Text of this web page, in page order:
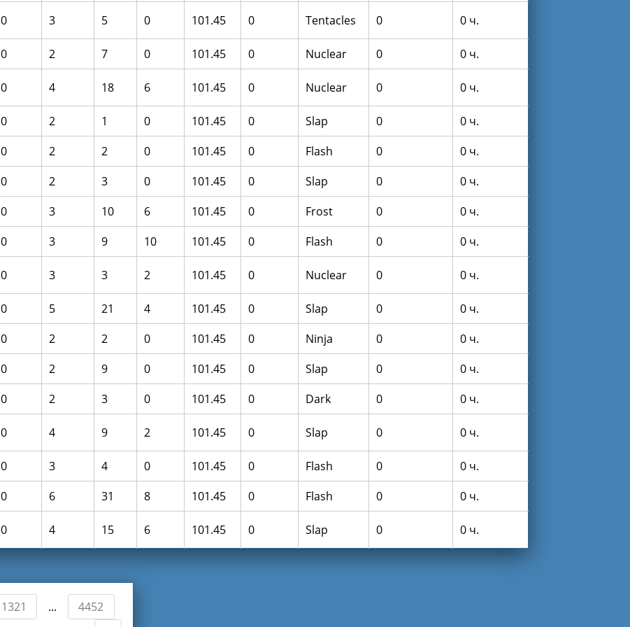
0 3 5 0 101.45 0 Tentacles 0 0 ч.
0 2 7 0 101.45 0 Nuclear 0 0 ч.
0 4 18 6 101.45 0 Nuclear 0 0 ч.
0 2 1 0 101.45 0 Slap 0
0 ч.
0 2 2 0 101.45 0 Flash 0
0 ч.
0 2 3 0 101.45 0 Slap 0
0 ч.
0 3 10 6 101.45 0 Frost 0
0 ч.
0 3 9 10 101.45 0 Flash 0 0 ч.
0 3 3 2 101.45 0 Nuclear 0 0 ч.
0 5 21 4 101.45 0 Slap 0
0 ч.
0 2 2 0 101.45 0 Ninja 0
0 ч.
0 2 9 0 101.45 0 Slap 0
0 ч.
0 2 3 0 101.45 0 Dark 0 0 ч.
0 4 9 2 101.45 0 Slap 0 0 ч.
0 3 4 0 101.45 0 Flash 0
0 ч.
0 6 31 8 101.45 0 Flash 0 0 ч.
0 4 15 6 101.45 0 Slap 0 0 ч.
1321 4452